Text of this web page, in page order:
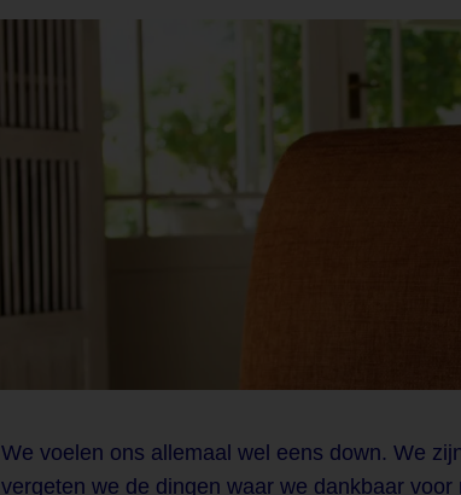
We voelen ons allemaal wel eens down. We
vergeten we de dingen waar we dankbaar